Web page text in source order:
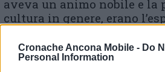
Cronache Ancona Mobile - Do
Personal Information
aveva un animo nobile e la
cultura in genere, erano
Il funerale è in programma